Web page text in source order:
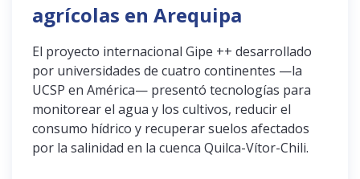
agrícolas en Arequipa
El proyecto internacional Gipe ++ desarrollado
por universidades de cuatro continentes —la
UCSP en América— presentó tecnologías para
monitorear el agua y los cultivos, reducir el
consumo hídrico y recuperar suelos afectados
por la salinidad en la cuenca Quilca-Vítor-Chili.